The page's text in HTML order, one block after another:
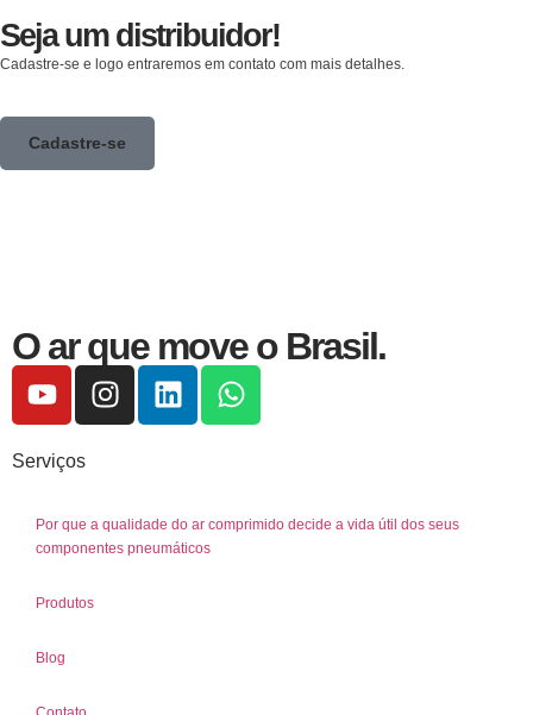
Seja um distribuidor!
Cadastre-se e logo entraremos em contato com mais detalhes.
Cadastre-se
O ar que move o Brasil.
Serviços
Por que a qualidade do ar comprimido decide a vida útil dos seus
componentes pneumáticos
Produtos
Blog